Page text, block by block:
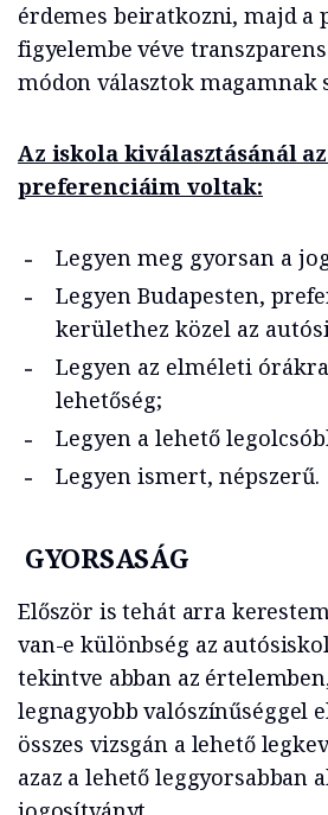
érdemes beiratkozni, majd a
figyelembe véve
módon választok magamnak
Az iskola kiválasztásánál
preferenciáim voltak:
Legyen meg gyorsan a
Legyen Budapesten,
kerülethez közel az
Legyen az elméleti
lehetőség;
Legyen a lehető
Legyen ismert, népszerű.
GYORSASÁG
Először is tehát arra
van-e különbség az
tekintve abban az
legnagyobb valószínűséggel
összes vizsgán a lehető
azaz a lehető leggyorsabban